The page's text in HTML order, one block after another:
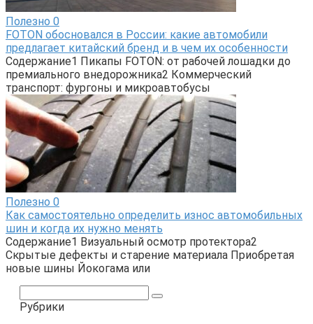
Полезно 0
FOTON обосновался в России: какие автомобили
предлагает китайский бренд и в чем их особенности
Содержание1 Пикапы FOTON: от рабочей лошадки до
премиального внедорожника2 Коммерческий
транспорт: фургоны и микроавтобусы
Полезно 0
Как самостоятельно определить износ автомобильных
шин и когда их нужно менять
Содержание1 Визуальный осмотр протектора2
Скрытые дефекты и старение материала Приобретая
новые шины Йокогама или
Рубрики